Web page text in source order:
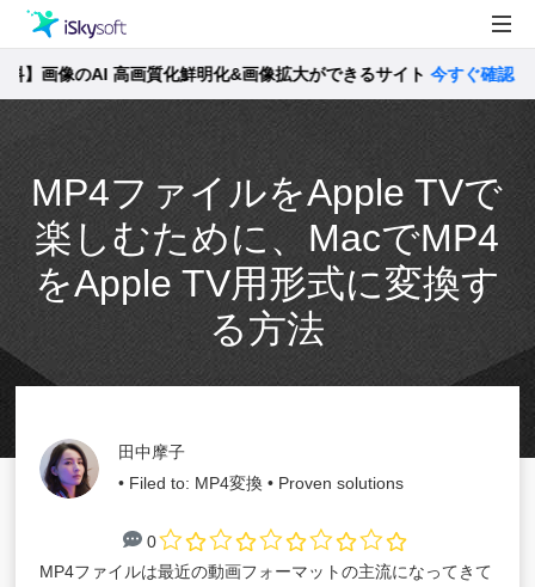
製品
Utility
製品活用事例
ストア
サポート
画像のAI 高画質化鮮明化&画像拡大ができるサイト今すぐ確認 >>
MP4ファイルをApple TVで
楽しむために、MacでMP4
をApple TV用形式に変換す
る方法
田中摩子
• Filed to: MP4変換 • Proven solutions
0
MP4ファイルは最近の動画フォーマットの主流になってきて